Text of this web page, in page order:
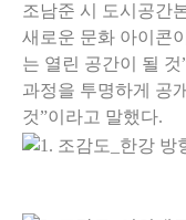
조남준 시 도시공간
새로운 문화 아이콘
는 열린 공간이 될
과정을 투명하게 공
것”이라고 말했다.